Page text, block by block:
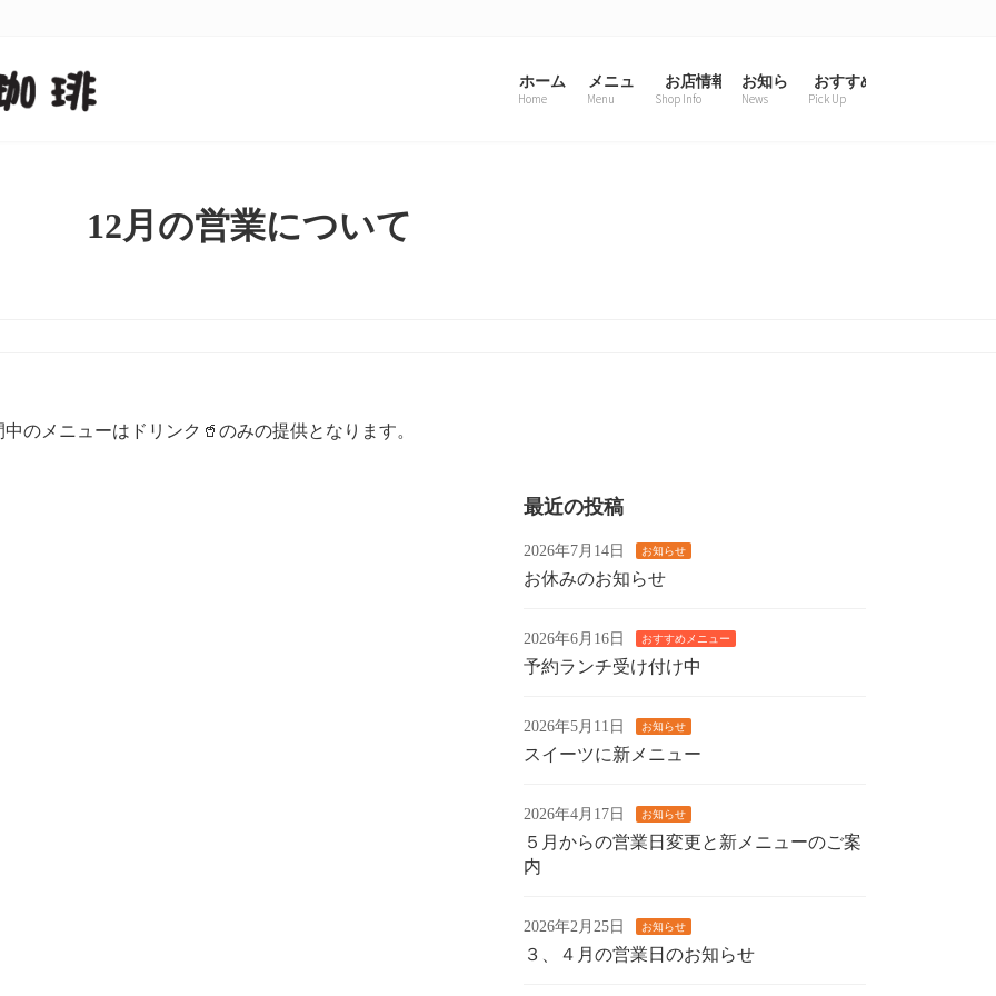
ホーム
Home
メニュー
Menu
お店情報
Shop Info
お知らせ一覧
News
おすすめ
Pick Up
12月の営業について
のメニューはドリンク🥤のみの提供となります。
最近の投稿
2026年7月14日 お知らせ
お休みのお知らせ
2026年6月16日 おすすめメニュー
予約ランチ受け付け中
2026年5月11日 お知らせ
スイーツに新メニュー
2026年4月17日 お知らせ
５月からの営業日変更と新メニューのご案
内
2026年2月25日 お知らせ
３、４月の営業日のお知らせ